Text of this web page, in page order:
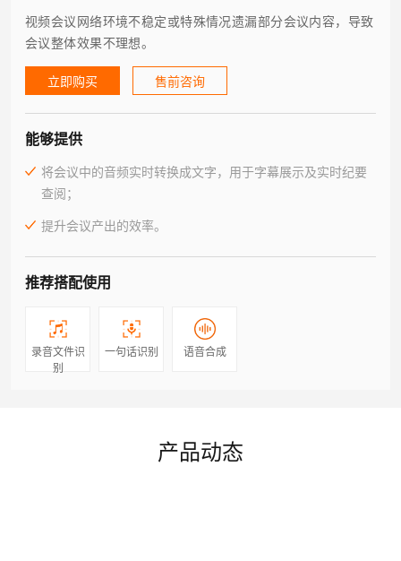
视频会议网络环境不稳定或特殊情况遗漏部分会议内容，导致
会议整体效果不理想。
立即购买 售前咨询
能够提供
将会议中的音频实时转换成文字，用于字幕展示及实时纪要
查阅；
提升会议产出的效率。
推荐搭配使用
录音文件识
别
一句话识别 语音合成
产品动态